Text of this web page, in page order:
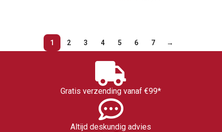
1 2 3 4 5 6 7 →
Gratis verzending vanaf €99*
Altijd deskundig advies